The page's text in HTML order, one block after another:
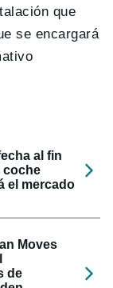
que
se encargará
al fin
coche
el mercado
Moves
de